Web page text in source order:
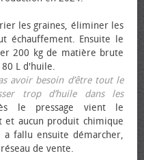
les graines, éliminer les
échauffement. Ensuite le
200 kg de matière brute
L d'huile.
avoir besoin d’être tout le
trop d’huile dans les
le pressage vient le
et aucun produit chimique
fallu ensuite démarcher,
de vente.